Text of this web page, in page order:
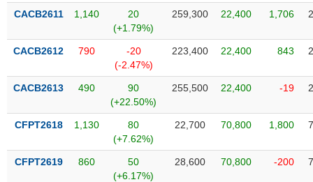
CACB2611 1,140
20
(+1.79%)
259,300 22,400 1,706
CACB2612 790
-20
(-2.47%)
223,400 22,400 843
CACB2613 490
90
(+22.50%)
255,500 22,400 -19
CFPT2618 1,130
80
(+7.62%)
22,700 70,800 1,800
CFPT2619 860
50
(+6.17%)
28,600 70,800 -200
(-)
Người nội bộ Người liên quan
tức
(-)
của